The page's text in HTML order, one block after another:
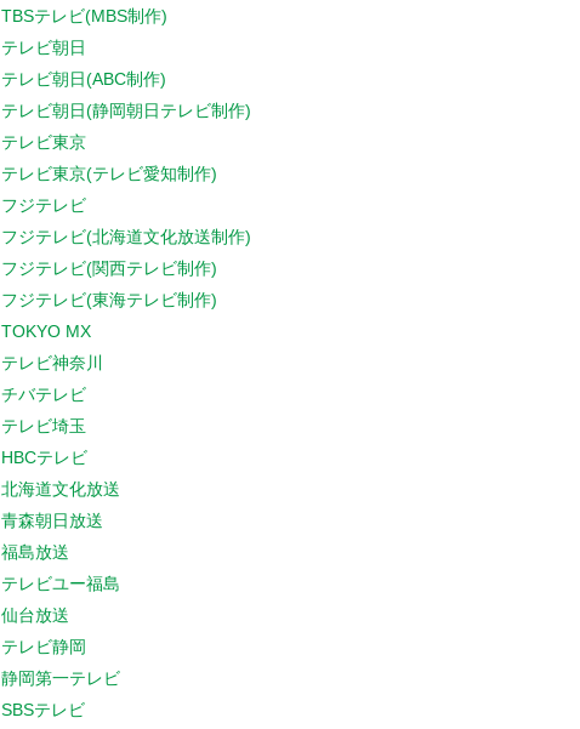
TBSテレビ(MBS制作)
テレビ朝日
テレビ朝日(ABC制作)
テレビ朝日(静岡朝日テレビ制作)
テレビ東京
テレビ東京(テレビ愛知制作)
フジテレビ
フジテレビ(北海道文化放送制作)
フジテレビ(関西テレビ制作)
フジテレビ(東海テレビ制作)
TOKYO MX
テレビ神奈川
チバテレビ
テレビ埼玉
HBCテレビ
北海道文化放送
青森朝日放送
福島放送
テレビユー福島
仙台放送
テレビ静岡
静岡第一テレビ
SBSテレビ